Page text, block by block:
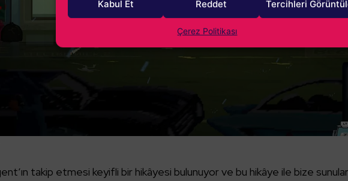
Kabul Et Reddet Tercihleri
Çerez Politikası
takip etmesi keyifli bir hikâyesi bulunuyor ve bu hikâye ile bize